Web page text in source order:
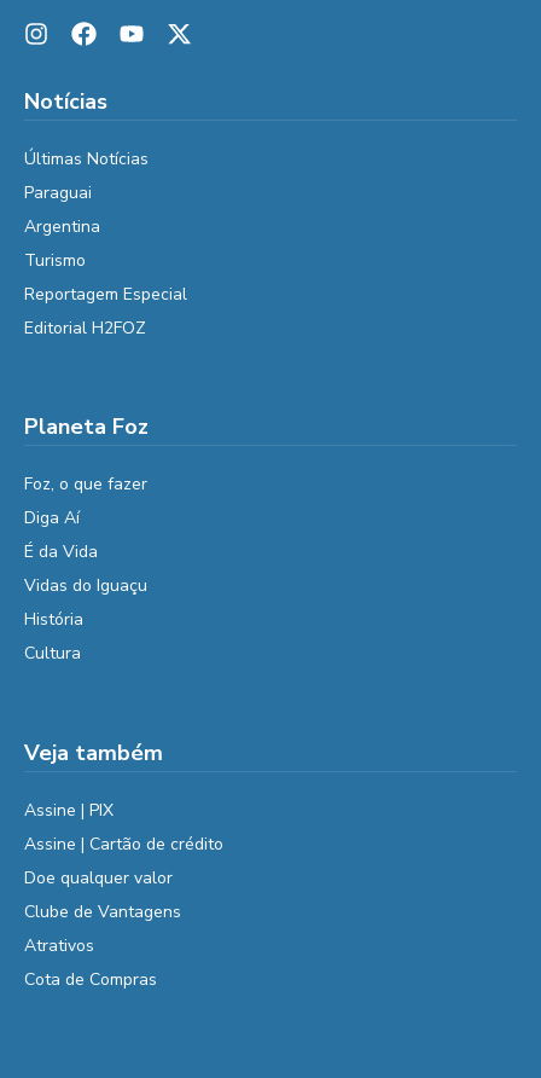
Notícias
Últimas Notícias
Paraguai
Argentina
Turismo
Reportagem Especial
Editorial H2FOZ
Planeta Foz
Foz, o que fazer
Diga Aí
É da Vida
Vidas do Iguaçu
História
Cultura
Veja também
Assine | PIX
Assine | Cartão de crédito
Doe qualquer valor
Clube de Vantagens
Atrativos
Cota de Compras